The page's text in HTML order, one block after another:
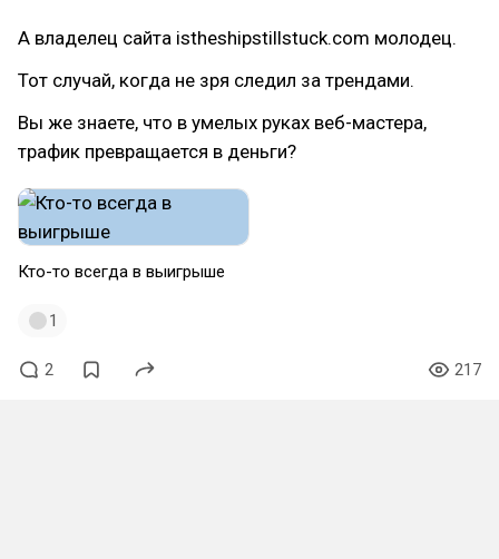
А владелец сайта istheshipstillstuck.com молодец.
Тот случай, когда не зря следил за трендами.
Вы же знаете, что в умелых руках веб-мастера,
трафик превращается в деньги?
Кто-то всегда в выигрыше
1
2 217